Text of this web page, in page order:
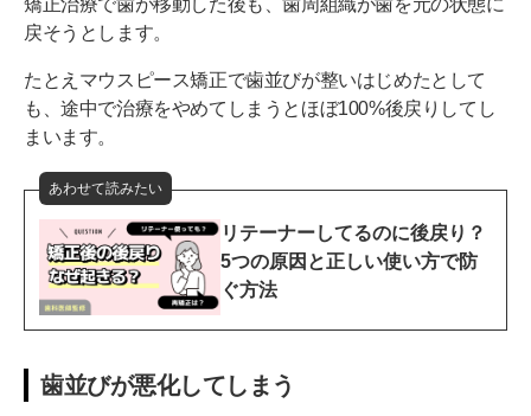
矯正治療で歯が移動した後も、歯周組織が歯を元の状態に
戻そうとします。
たとえマウスピース矯正で歯並びが整いはじめたとして
も、途中で治療をやめてしまうとほぼ100%後戻りしてし
まいます。
あわせて読みたい
リテーナーしてるのに後戻り？
5つの原因と正しい使い方で防
ぐ方法
歯並びが悪化してしまう